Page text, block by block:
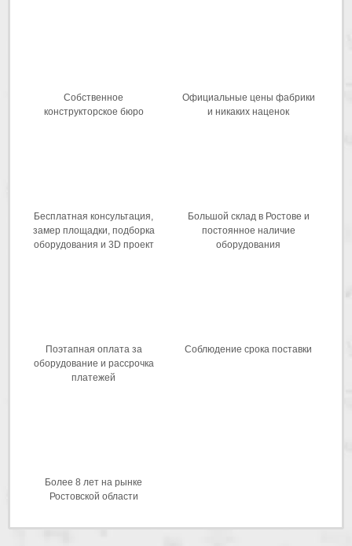
Собственное
конструкторское бюро
Официальные цены фабрики
и никаких наценок
Бесплатная консультация,
замер площадки, подборка
оборудования и 3D проект
Большой склад в Ростове и
постоянное наличие
оборудования
Поэтапная оплата за
оборудование и рассрочка
платежей
Соблюдение срока поставки
Более 8 лет на рынке
Ростовской области